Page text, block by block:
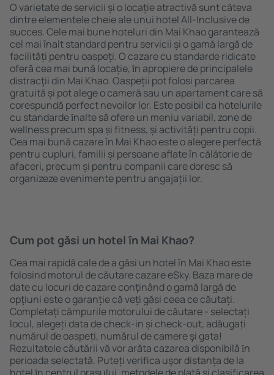
O varietate de servicii și o locație atractivă sunt câteva
dintre elementele cheie ale unui hotel All-Inclusive de
succes. Cele mai bune hoteluri din Mai Khao garantează
cel mai înalt standard pentru servicii și o gamă largă de
facilități pentru oaspeți. O cazare cu standarde ridicate
oferă cea mai bună locație, ȋn apropiere de principalele
distracţii din Mai Khao. Oaspeții pot folosi parcarea
gratuită și pot alege o cameră sau un apartament care să
corespundă perfect nevoilor lor. Este posibil ca hotelurile
cu standarde ȋnalte să ofere un meniu variabil, zone de
wellness precum spa și fitness, și activități pentru copii.
Cea mai bună cazare în Mai Khao este o alegere perfectă
pentru cupluri, familii și persoane aflate în călătorie de
afaceri, precum și pentru companii care doresc să
organizeze evenimente pentru angajații lor.
Cum pot găsi un hotel în Mai Khao?
Cea mai rapidă cale de a găsi un hotel în Mai Khao este
folosind motorul de căutare cazare eSky. Baza mare de
date cu locuri de cazare conţinând o gamă largă de
opţiuni este o garanție că veți găsi ceea ce căutați.
Completați câmpurile motorului de căutare - selectați
locul, alegeți data de check-in și check-out, adăugați
numărul de oaspeți, numărul de camere şi gata!
Rezultatele căutării vă vor arăta cazarea disponibilă ȋn
perioada selectată. Puteți verifica uşor distanța de la